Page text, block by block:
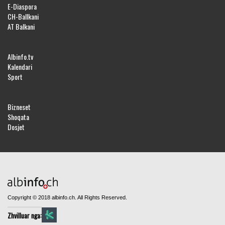
E-Diaspora
CH-Ballkani
AT Balkani
Albinfo.tv
Kalendari
Sport
Bizneset
Shoqata
Dosjet
Copyright © 2018 albinfo.ch. All Rights Reserved.
Zhvilluar nga: